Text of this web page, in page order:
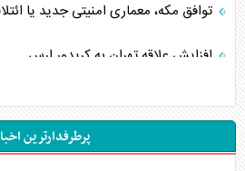
توافق مکه، معماری امنیتی جدید یا
افزایش علاقه تهران به کریدور ارس
ترامپ، لزوم پذیرش شکست و
پرطرفدارترین